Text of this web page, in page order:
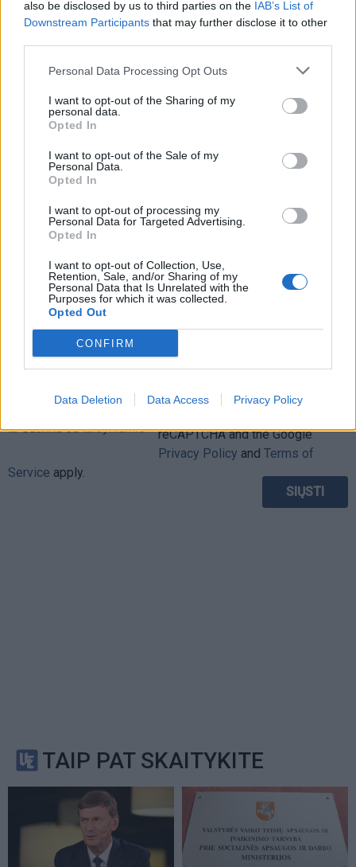
also be disclosed by us to third parties on the IAB’s List of
Downstream Participants that may further disclose it to other
Personal Data Processing Opt Outs
I want to opt-out of the Sharing of my
personal data.
Opted In
I want to opt-out of the Sale of my
Personal Data.
Opted In
I want to opt-out of processing my
Personal Data for Targeted Advertising.
Opted In
I want to opt-out of Collection, Use,
Retention, Sale, and/or Sharing of my
Personal Data that Is Unrelated with the
Purposes for which it was collected.
Opted Out
CONFIRM
Data Deletion Data Access Privacy Policy
Raktažodžiai šauktiniai kariuomenė
Komentarai
Jūsų vardas
Sutinku sutaisyklėmis
reCAPTCHA and the Google
Privacy Policy and Terms of
Service apply.
TAIP PAT SKAITYKITE